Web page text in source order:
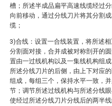
槽；所述半成品扁平高速线缆经过
向前移动，通过分线刀片将其分割
缆；
3)合线：设置一合线装置，将所述
分割面对接，合并成被对称剖开的
置由一过线机构以及一集线机构组
所述分线刀片的后侧，由上下对应
组成，每组三个，保持水平一致，
节；调节所述过线机构与所述分线
使经过所述分线刀片分线后的两半